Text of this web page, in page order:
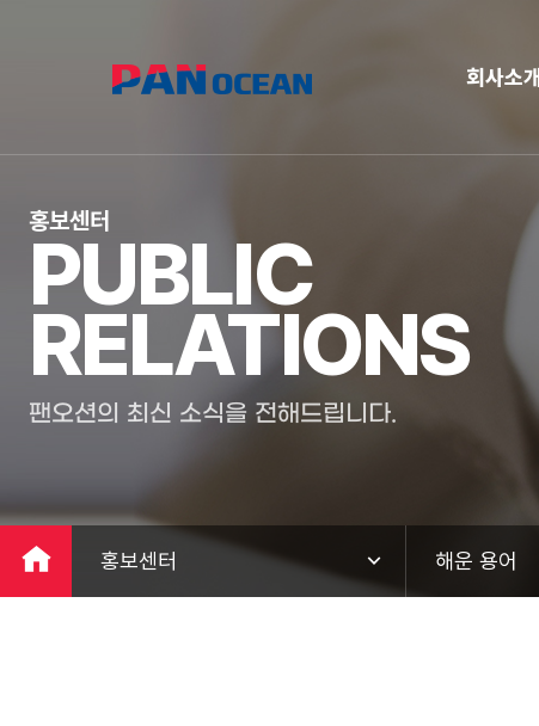
회사소개
홍보센터
PUBLIC
RELATIONS
팬오션의 최신 소식을 전해드립니다.
홍보센터 해운 용어